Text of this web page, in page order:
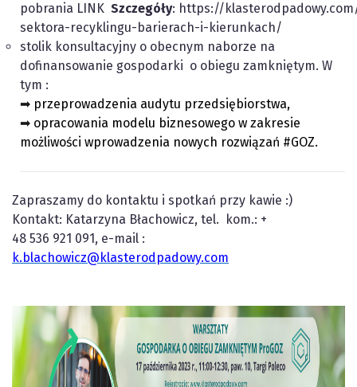
pobrania LINK Szczegóły: https://
sektora-recyklingu-barierach-i-kierunkach/
stolik konsultacyjny o obecnym naborze na
dofinansowanie gospodarki o obiegu zamkniętym. W
tym :
➡ przeprowadzenia audytu przedsiębiorstwa,
➡ opracowania modelu biznesowego w zakresie
możliwości wprowadzenia nowych rozwiązań #GOZ.
Zapraszamy do kontaktu i spotkań przy kawie :)
Kontakt: Katarzyna Błachowicz, tel. kom.: +
48 536 921 091, e-mail :
k.blachowicz@klasterodpadowy.com